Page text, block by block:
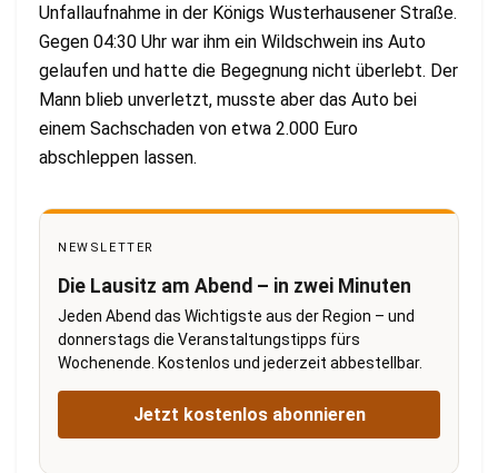
Unfallaufnahme in der Königs Wusterhausener Straße.
Gegen 04:30 Uhr war ihm ein Wildschwein ins Auto
gelaufen und hatte die Begegnung nicht überlebt. Der
Mann blieb unverletzt, musste aber das Auto bei
einem Sachschaden von etwa 2.000 Euro
abschleppen lassen.
NEWSLETTER
Die Lausitz am Abend – in zwei Minuten
Jeden Abend das Wichtigste aus der Region – und
donnerstags die Veranstaltungstipps fürs
Wochenende. Kostenlos und jederzeit abbestellbar.
Jetzt kostenlos abonnieren